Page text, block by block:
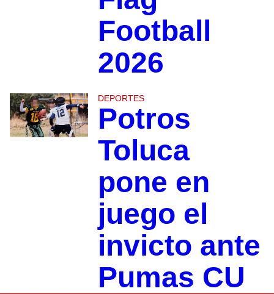
Football
2026
DEPORTES
Potros
Toluca
pone en
juego el
invicto ante
Pumas CU